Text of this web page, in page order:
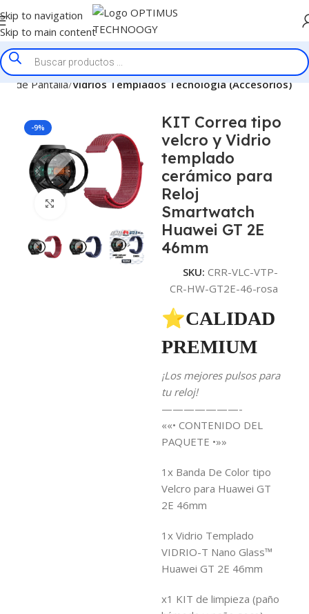
Skip to navigation
Skip to main content
de Pantalla Vidrios Templados Tecnologia (Accesorios)
-9%
Click to enlarge
KIT Correa tipo
velcro y Vidrio
templado
cerámico para
Reloj
Smartwatch
Huawei GT 2E
46mm
SKU: CRR-VLC-VTP-
CR-HW-GT2E-46-rosa
⭐CALIDAD
PREMIUM
¡Los mejores pulsos para
tu reloj!
———————-
««• CONTENIDO DEL
PAQUETE •»»
1x Banda De Color tipo
Velcro para Huawei GT
2E 46mm
1x Vidrio Templado
VIDRIO-T Nano Glass™
Huawei GT 2E 46mm
x1 KIT de limpieza (paño